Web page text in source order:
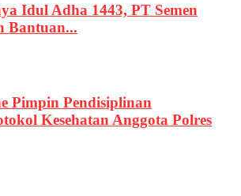
Idul Adha 1443, PT Semen
Bantuan...
Pimpin Pendisiplinan
Kesehatan Anggota Polres